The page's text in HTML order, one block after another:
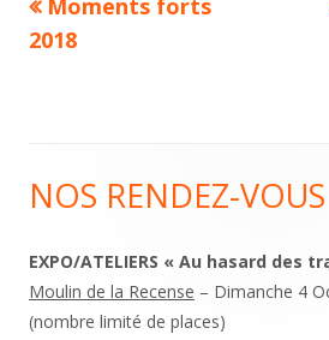
Navigation
article:
Moments forts
2018
Main
Sidebar
NOS RENDEZ-VOUS
EXPO/ATELIERS « Au hasard des
Moulin de la Recense – Dimanche 4
(nombre limité de places)